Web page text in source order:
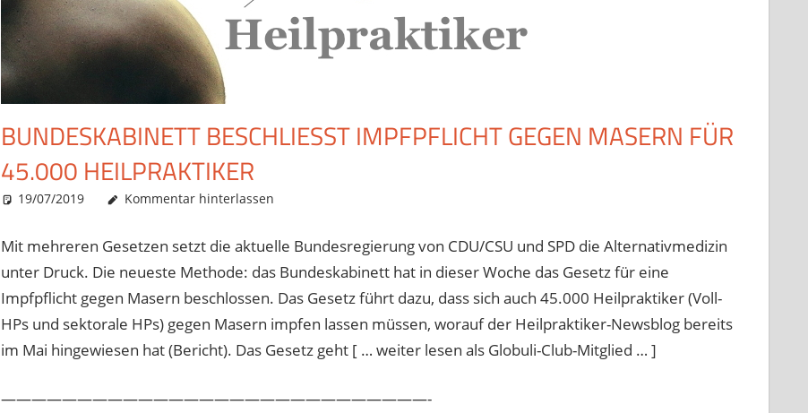
BUNDESKABINETT BESCHLIESST IMPFPFLICHT GEGEN MASERN FÜR 4
5.000 HEILPRAKTIKER
19/07/2019 Christian J. Becker
Allgemein
Kommentar hinterlassen
Mit mehreren Gesetzen setzt die aktuelle Bundesregierung von CDU/CSU und SPD die Alternativmedizin
unter Druck. Die neueste Methode: das Bundeskabinett hat in dieser Woche das Gesetz für eine
Impfpflicht gegen Masern beschlossen. Das Gesetz führt dazu, dass sich auch 45.000 Heilpraktiker (Voll-
HPs und sektorale HPs) gegen Masern impfen lassen müssen, worauf der Heilpraktiker-Newsblog bereits
im Mai hingewiesen hat (Bericht). Das Gesetz geht [ … weiter lesen als Globuli-Club-Mitglied … ]
————————————————————————————-